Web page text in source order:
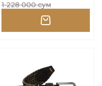
1 228 000 сум